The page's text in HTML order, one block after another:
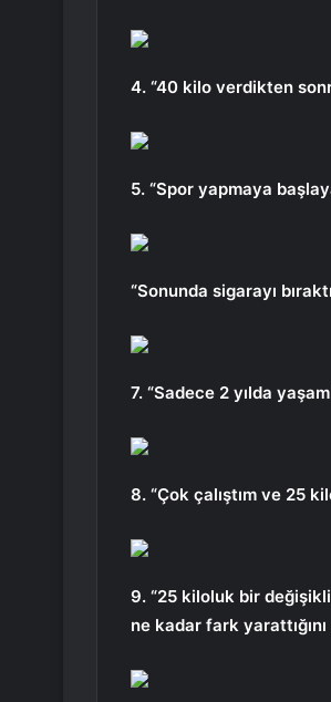
4. “40 kilo verdikten
5. “Spor yapmaya
“Sonunda sigarayı
7. “Sadece 2 yılda
8. “Çok çalıştım ve 25
9. “25 kiloluk bir
ne kadar fark